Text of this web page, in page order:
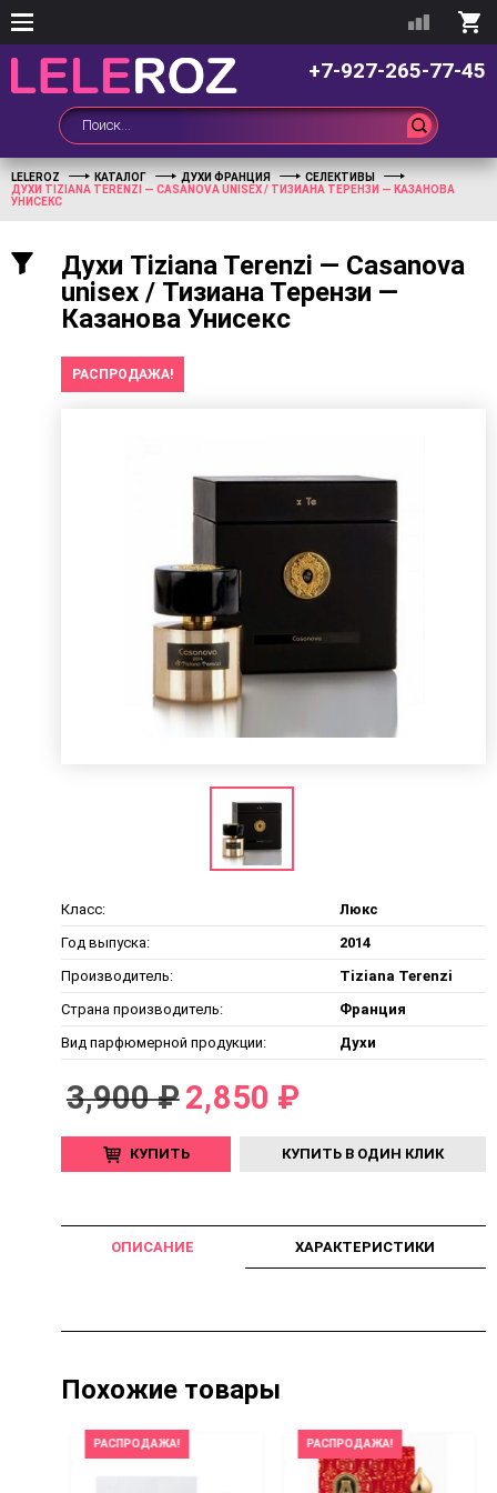
+7-927-265-77-45
LELEROZ КАТАЛОГ ДУХИ ФРАНЦИЯ
СЕЛЕКТИВЫ
ДУХИ TIZIANA TERENZI — CASANOVA UNISEX / ТИЗИАНА ТЕРЕНЗИ — КАЗАНОВА
УНИСЕКС
Духи Tiziana Terenzi — Casanova
unisex / Тизиана Терензи —
Казанова Унисекс
РАСПРОДАЖА!
Класс:
Люкс
Год выпуска:
2014
Производитель:
Tiziana Terenzi
Страна производитель:
Франция
Вид парфюмерной продукции:
Духи
3,900 ₽2,850 ₽
КУПИТЬ КУПИТЬ В ОДИН КЛИК
ОПИСАНИЕ ХАРАКТЕРИСТИКИ
Похожие товары
РАСПРОДАЖА! РАСПРОДАЖА!